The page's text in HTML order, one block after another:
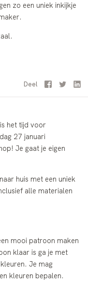
zo een uniek inkijkje
Deel Facebook
Twitter
het tijd voor
27 januari
Je gaat je eigen
huis met een uniek
alle materialen
mooi patroon maken
klaar is ga je met
Je mag
kleuren bepalen.